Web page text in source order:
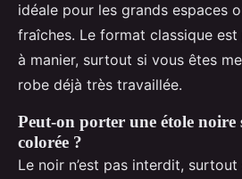
idéale pour les grands espaces
fraîches. Le format classique
à manier, surtout si vous êtes
robe déjà très travaillée.
Peut-on porter une étole noire
colorée ?
Le noir n’est pas interdit, surtout